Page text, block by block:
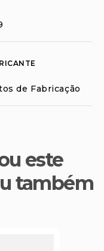
de Fabricação
este
também